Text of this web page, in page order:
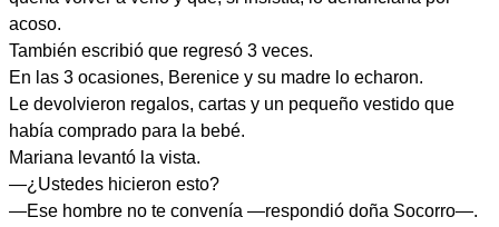
acoso.
También escribió que regresó 3 veces.
En las 3 ocasiones, Berenice y su madre lo echaron.
Le devolvieron regalos, cartas y un pequeño vestido que
había comprado para la bebé.
Mariana levantó la vista.
—¿Ustedes hicieron esto?
—Ese hombre no te convenía —respondió doña Socorro—.